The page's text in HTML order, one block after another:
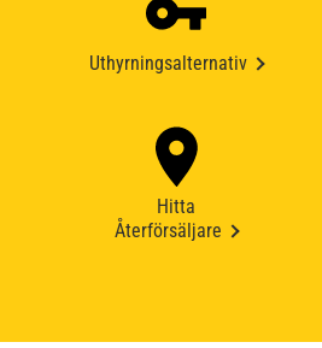
Uthyrningsalternativ
Hitta
Återförsäljare